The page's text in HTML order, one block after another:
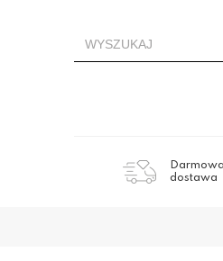
Darmowa
dostawa